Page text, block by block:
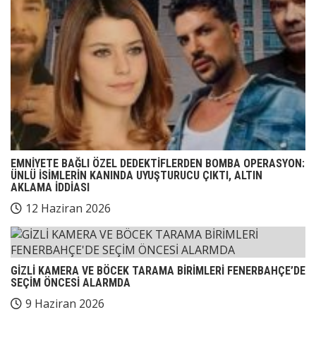
EMNİYETE BAĞLI ÖZEL DEDEKTİFLERDEN BOMBA OPERASYON:
ÜNLÜ İSİMLERİN KANINDA UYUŞTURUCU ÇIKTI, ALTIN
AKLAMA İDDİASI
12 Haziran 2026
GİZLİ KAMERA VE BÖCEK TARAMA BİRİMLERİ FENERBAHÇE’DE
SEÇİM ÖNCESİ ALARMDA
9 Haziran 2026